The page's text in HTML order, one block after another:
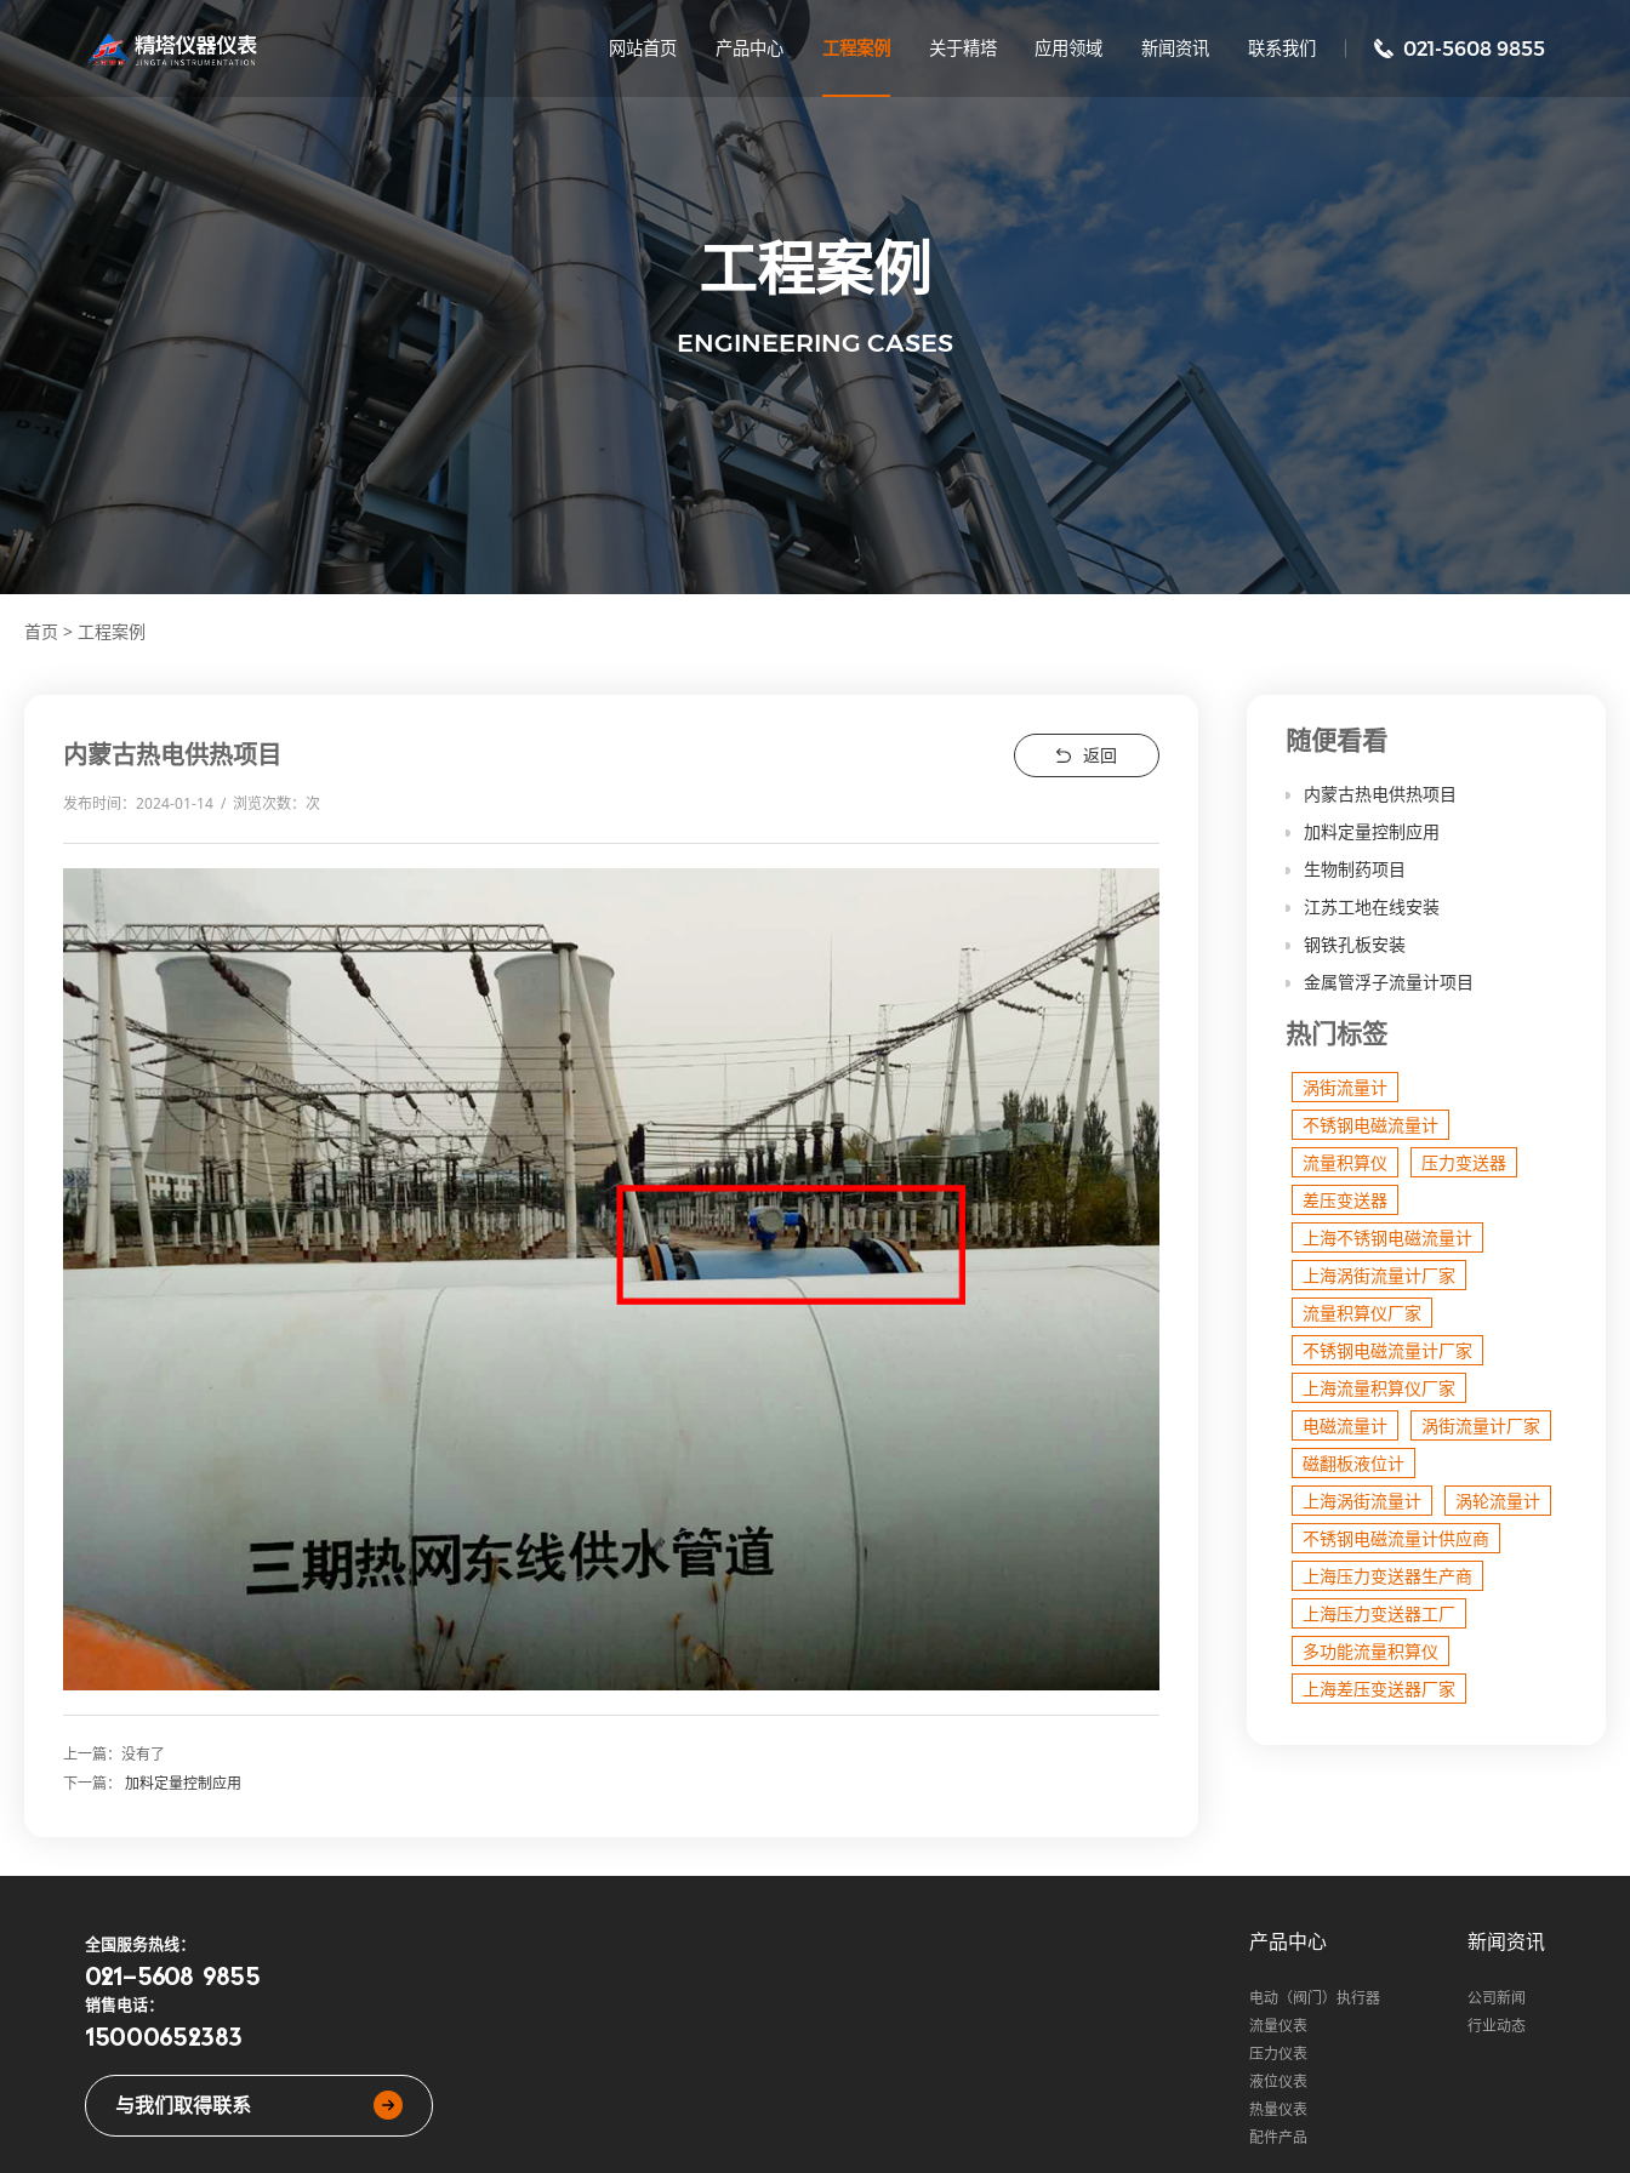
网站首页 产品中心 工程案例 关于精塔 应用领域 新闻资讯 联系我们 021-5608 9855
工程案例
ENGINEERING CASES
首页 > 工程案例
内蒙古热电供热项目 返回
发布时间：2024-01-14 / 浏览次数： 次
上一篇： 没有了
下一篇： 加料定量控制应用
随便看看
内蒙古热电供热项目
加料定量控制应用
生物制药项目
江苏工地在线安装
钢铁孔板安装
金属管浮子流量计项目
热门标签
涡街流量计
不锈钢电磁流量计
流量积算仪
压力变送器
差压变送器
上海不锈钢电磁流量计
上海涡街流量计厂家
流量积算仪厂家
不锈钢电磁流量计厂家
上海流量积算仪厂家
电磁流量计
涡街流量计厂家
磁翻板液位计
上海涡街流量计
涡轮流量计
不锈钢电磁流量计​供应商
上海压力变送器生产商
上海压力变送器工厂
多功能流量积算仪
上海差压变送器厂家
全国服务热线：
021-5608 9855
销售电话：
15000652383
与我们取得联系
产品中心
电动（阀门）执行器
流量仪表
压力仪表
液位仪表
热量仪表
配件产品
新闻资讯
公司新闻
行业动态